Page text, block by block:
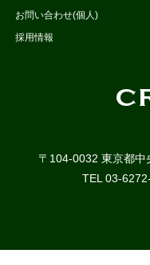
お問い合わせ(個人)
採用情報
〒104-0032 東京都
TEL 03-